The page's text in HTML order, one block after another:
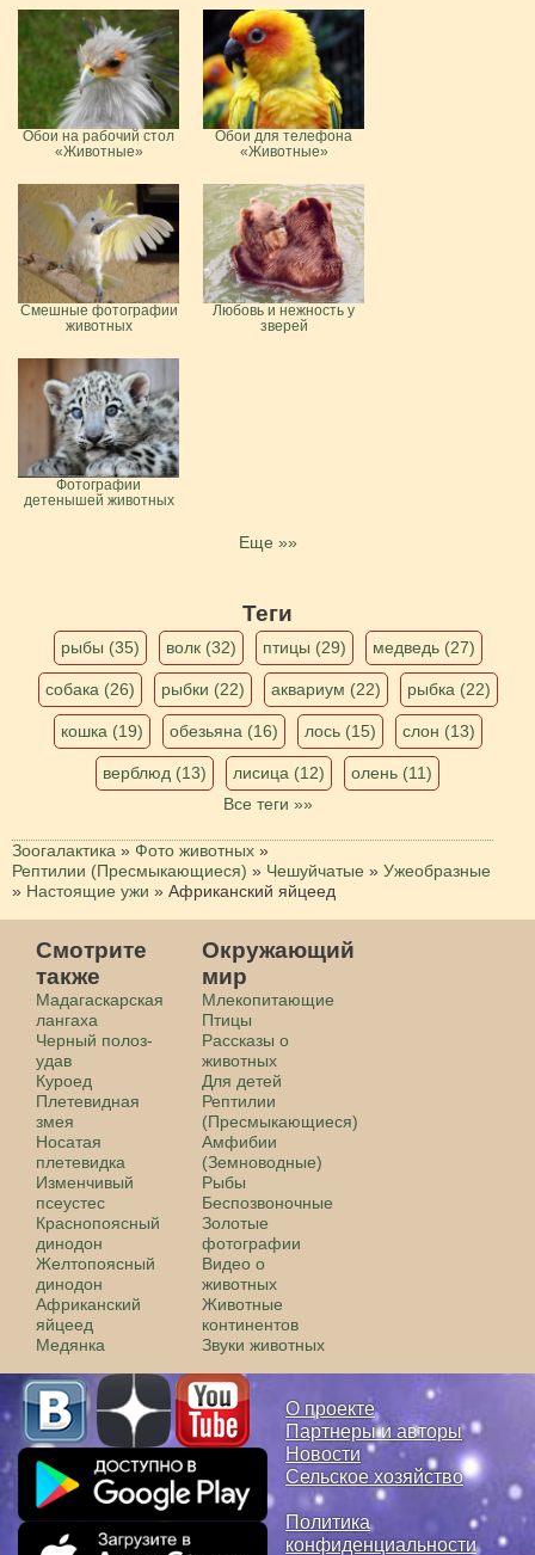
Обои на рабочий стол
«Животные»
Обои для телефона
«Животные»
Смешные фотографии
животных
Любовь и нежность у
зверей
Фотографии
детенышей животных
Еще »»
Теги
рыбы (35) волк (32) птицы (29) медведь (27)
собака (26) рыбки (22) аквариум (22) рыбка (22)
кошка (19) обезьяна (16) лось (15) слон (13)
верблюд (13) лисица (12)
олень (11)
Все теги »»
Зоогалактика » Фото животных »
Рептилии (Пресмыкающиеся) » Чешуйчатые » Ужеобразные
» Настоящие ужи » Aфриканский яйцеед
Смотрите
также
Мадагаскарская
лангаха
Черный полоз-
удав
Куроед
Плетевидная
змея
Носатая
плетевидка
Изменчивый
псеустес
Краснопоясный
динодон
Желтопоясный
динодон
Aфриканский
яйцеед
Медянка
Окружающий
мир
Млекопитающие
Птицы
Рассказы о
животных
Для детей
Рептилии
(Пресмыкающиеся)
Амфибии
(Земноводные)
Рыбы
Беспозвоночные
Золотые
фотографии
Видео о
животных
Животные
континентов
Звуки животных
О проекте
Партнеры и авторы
Новости
Сельское хозяйство
Политика
конфиденциальности